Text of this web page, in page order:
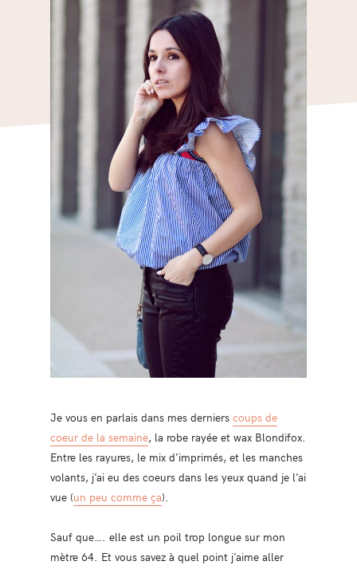
Je vous en parlais dans mes derniers coups de
coeur de la semaine, la robe rayée et wax Blondifox.
Entre les rayures, le mix d’imprimés, et les manches
volants, j’ai eu des coeurs dans les yeux quand je l’ai
vue (un peu comme ça).
Sauf que…. elle est un poil trop longue sur mon
mètre 64. Et vous savez à quel point j’aime aller